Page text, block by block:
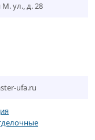
ул., д. 28
ufa.ru